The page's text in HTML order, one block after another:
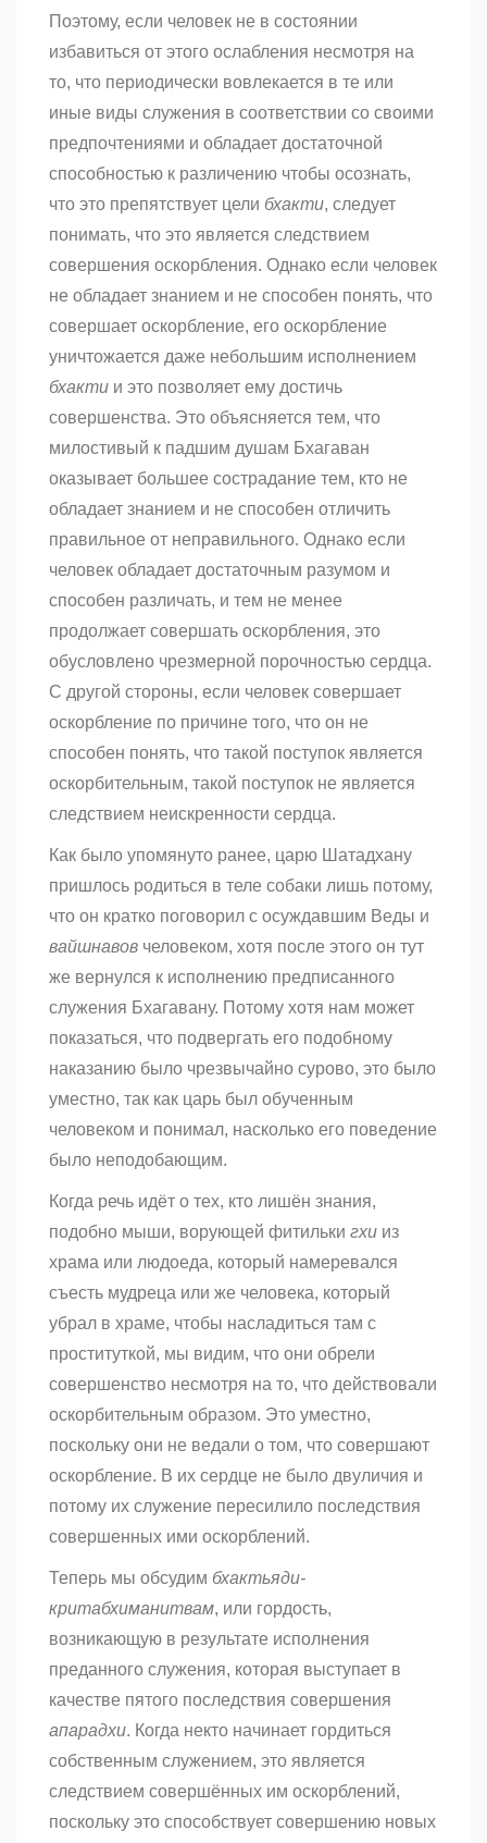
Поэтому, если человек не в состоянии
избавиться от этого ослабления несмотря на
то, что периодически вовлекается в те или
иные виды служения в соответствии со своими
предпочтениями и обладает достаточной
способностью к различению чтобы осознать,
что это препятствует цели бхакти, следует
понимать, что это является следствием
совершения оскорбления. Однако если человек
не обладает знанием и не способен понять, что
совершает оскорбление, его оскорбление
уничтожается даже небольшим исполнением
бхакти и это позволяет ему достичь
совершенства. Это объясняется тем, что
милостивый к падшим душам Бхагаван
оказывает большее сострадание тем, кто не
обладает знанием и не способен отличить
правильное от неправильного. Однако если
человек обладает достаточным разумом и
способен различать, и тем не менее
продолжает совершать оскорбления, это
обусловлено чрезмерной порочностью сердца.
С другой стороны, если человек совершает
оскорбление по причине того, что он не
способен понять, что такой поступок является
оскорбительным, такой поступок не является
следствием неискренности сердца.
Как было упомянуто ранее, царю Шатадхану
пришлось родиться в теле собаки лишь потому,
что он кратко поговорил с осуждавшим Веды и
вайшнавов человеком, хотя после этого он тут
же вернулся к исполнению предписанного
служения Бхагавану. Потому хотя нам может
показаться, что подвергать его подобному
наказанию было чрезвычайно сурово, это было
уместно, так как царь был обученным
человеком и понимал, насколько его поведение
было неподобающим.
Когда речь идёт о тех, кто лишён знания,
подобно мыши, ворующей фитильки гхи из
храма или людоеда, который намеревался
съесть мудреца или же человека, который
убрал в храме, чтобы насладиться там с
проституткой, мы видим, что они обрели
совершенство несмотря на то, что действовали
оскорбительным образом. Это уместно,
поскольку они не ведали о том, что совершают
оскорбление. В их сердце не было двуличия и
потому их служение пересилило последствия
совершенных ими оскорблений.
Теперь мы обсудим бхактьяди-
критабхиманитвам, или гордость,
возникающую в результате исполнения
преданного служения, которая выступает в
качестве пятого последствия совершения
апарадхи. Когда некто начинает гордиться
собственным служением, это является
следствием совершённых им оскорблений,
поскольку это способствует совершению новых